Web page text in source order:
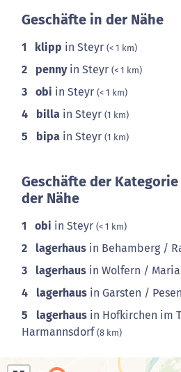
Geschäfte in der Nähe
1 klipp in Steyr (< 1 km)
2 pennyin Steyr (< 1 km)
3 obi in Steyr (< 1 km)
4 billa in Steyr (1 km)
5 bipa in Steyr (1 km)
Geschäfte der
der Nähe
1 obi in Steyr (< 1 km)
2 lagerhaus in Behamberg /
3 lagerhaus in Wolfern /
4 lagerhaus in Garsten /
5 lagerhaus in Hofkirchen im
Harmannsdorf(8 km)